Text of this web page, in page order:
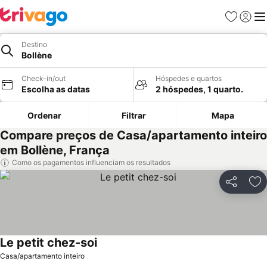
Favoritos
Iniciar
Destino
Bollène
Check-in/out
Escolha as datas
Hóspedes e quartos
2 hóspedes, 1 quarto.
Ordenar Filtrar Mapa
Compare preços de Casa/apartamento inteiro
em Bollène, França
Como os pagamentos influenciam os resultados
Partilhar
Casa/apartamento inteiro
Le petit chez-soiVer preços